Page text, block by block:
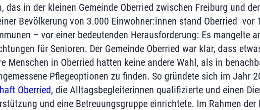
das in der kleinen Gemeinde Oberried zwischen Freiburg und
Bevölkerung von 3.000 Einwohner:innen stand Oberried vor
– vor einer bedeutenden Herausforderung: Es mangelte
für Senioren. Der Gemeinde Oberried war klar, dass
Menschen in Oberried hatten keine andere Wahl, als in
Pflegeoptionen zu finden. So gründete sich im Jahr
Oberried, die Alltagsbegleiterinnen qualifizierte und einen
und eine Betreuungsgruppe einrichtete. Im Rahmen